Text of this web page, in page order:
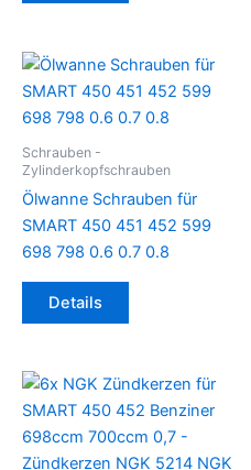
Schrauben -
Zylinderkopfschrauben
Ölwanne Schrauben für
SMART 450 451 452 599
698 798 0.6 0.7 0.8
Details